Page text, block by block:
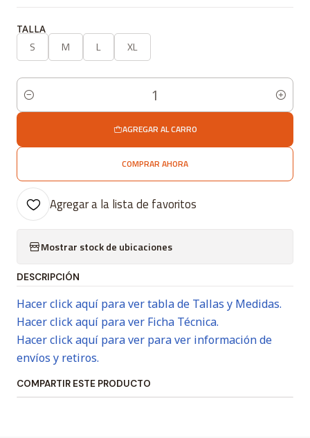
TALLA
S M L XL
Cantidad
AGREGAR AL CARRO
COMPRAR AHORA
Agregar a la lista de favoritos
Mostrar stock de ubicaciones
DESCRIPCIÓN
Hacer click aquí para ver tabla de Tallas y Medidas.
Hacer click aquí para ver Ficha Técnica.
Hacer click aquí para ver para ver información de
envíos y retiros.
COMPARTIR ESTE PRODUCTO